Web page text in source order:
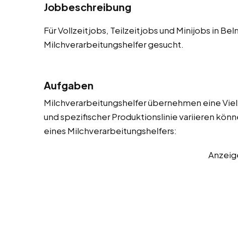
Jobbeschreibung
Für Vollzeitjobs, Teilzeitjobs und Minijobs in
Milchverarbeitungshelfer gesucht.
Aufgaben
Milchverarbeitungshelfer übernehmen eine
und spezifischer Produktionslinie variieren
eines Milchverarbeitungshelfers: